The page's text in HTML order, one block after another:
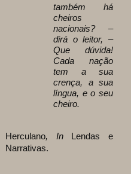
também há
cheiros
nacionais? –
dirá o leitor, –
Que dúvida!
Cada nação
tem a sua
crença, a sua
língua, e o seu
cheiro.
Herculano, In Lendas e
Narrativas.